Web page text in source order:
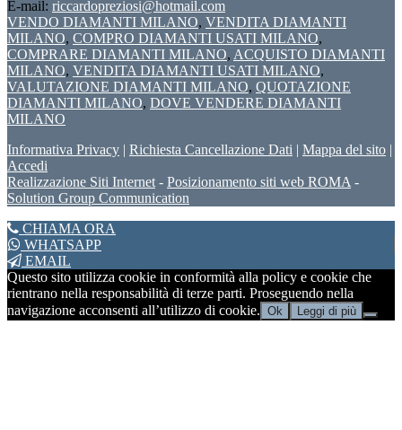
E-mail: riccardopreziosi@hotmail.com
VENDO DIAMANTI MILANO, VENDITA DIAMANTI
MILANO, COMPRO DIAMANTI USATI MILANO,
COMPRARE DIAMANTI MILANO, ACQUISTO DIAMANTI
MILANO, VENDITA DIAMANTI USATI MILANO,
VALUTAZIONE DIAMANTI MILANO, QUOTAZIONE
DIAMANTI MILANO, DOVE VENDERE DIAMANTI
MILANO
Informativa Privacy | Richiesta Cancellazione Dati | Mappa del sito |
Accedi
Realizzazione Siti Internet - Posizionamento siti web ROMA -
Solution Group Communication
CHIAMA ORA
WHATSAPP
EMAIL
Questo sito utilizza cookie in conformità alla policy e cookie che
rientrano nella responsabilità di terze parti. Proseguendo nella
navigazione acconsenti all’utilizzo di cookie. Ok Leggi di più